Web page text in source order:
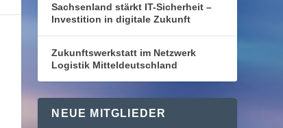
Sachsenland stärkt IT-Sicherheit –
Investition in digitale Zukunft
Zukunftswerkstatt im Netzwerk
Logistik Mitteldeutschland
NEUE MITGLIEDER